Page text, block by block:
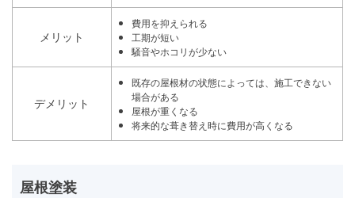
メリット
費用を抑えられる
工期が短い
騒音やホコリが少ない
デメリット
既存の屋根材の状態によっては、施工できない
場合がある
屋根が重くなる
将来的な葺き替え時に費用が高くなる
屋根塗装